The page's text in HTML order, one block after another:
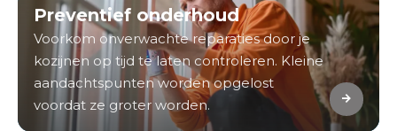
Preventief onderhoud
Voorkom onverwachte reparaties door je
kozijnen op tijd te laten controleren. Kleine
aandachtspunten worden opgelost
voordat ze groter worden.